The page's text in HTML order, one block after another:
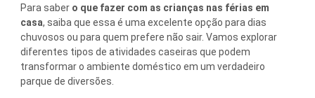
Para saber o que fazer com as crianças nas férias em
casa, saiba que essa é uma excelente opção para dias
chuvosos ou para quem prefere não sair. Vamos explorar
diferentes tipos de atividades caseiras que podem
transformar o ambiente doméstico em um verdadeiro
parque de diversões.